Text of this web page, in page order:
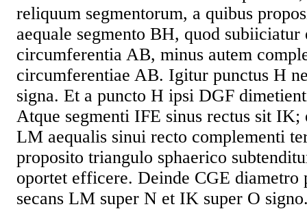
reliquum segmentorum, a quibus
aequale segmento BH, quod subiiciatur
circumferentia AB, minus autem
circumferentiae AB. Igitur punctus H
signa. Et a puncto H ipsi DGF
Atque segmenti IFE sinus rectus sit
LM aequalis sinui recto complementi
proposito triangulo sphaerico
oportet efficere. Deinde CGE diametro
secans LM super N et IK super O